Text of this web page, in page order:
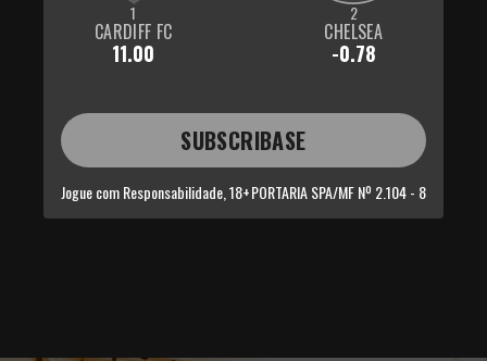
1
CARDIFF FC
11.00
2
CHELSEA
-0.78
SUBSCRIBASE
Jogue com Responsabilidade, 18+PORTARIA SPA/MF Nº 2.104 - 8